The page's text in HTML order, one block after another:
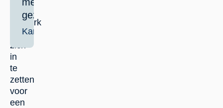
hun
netwerk
zich
in
te
zetten
voor
een
gezinnen.
Karlijn